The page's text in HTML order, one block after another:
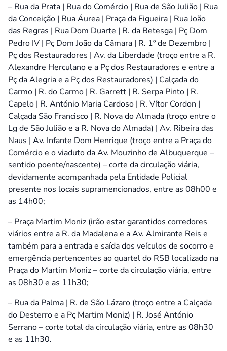
– Rua da Prata | Rua do Comércio | Rua de São Julião | Rua
da Conceição | Rua Áurea | Praça da Figueira | Rua João
das Regras | Rua Dom Duarte | R. da Betesga | Pç Dom
Pedro IV | Pç Dom João da Câmara | R. 1º de Dezembro |
Pç dos Restauradores | Av. da Liberdade (troço entre a R.
Alexandre Herculano e a Pç dos Restauradores e entre a
Pç da Alegria e a Pç dos Restauradores) | Calçada do
Carmo | R. do Carmo | R. Garrett | R. Serpa Pinto | R.
Capelo | R. António Maria Cardoso | R. Vítor Cordon |
Calçada São Francisco | R. Nova do Almada (troço entre o
Lg de São Julião e a R. Nova do Almada) | Av. Ribeira das
Naus | Av. Infante Dom Henrique (troço entre a Praça do
Comércio e o viaduto da Av. Mouzinho de Albuquerque –
sentido poente/nascente) – corte da circulação viária,
devidamente acompanhada pela Entidade Policial
presente nos locais supramencionados, entre as 08h00 e
as 14h00;
– Praça Martim Moniz (irão estar garantidos corredores
viários entre a R. da Madalena e a Av. Almirante Reis e
também para a entrada e saída dos veículos de socorro e
emergência pertencentes ao quartel do RSB localizado na
Praça do Martim Moniz – corte da circulação viária, entre
as 08h30 e as 11h30;
– Rua da Palma | R. de São Lázaro (troço entre a Calçada
do Desterro e a Pç Martim Moniz) | R. José António
Serrano – corte total da circulação viária, entre as 08h30
e as 11h30.